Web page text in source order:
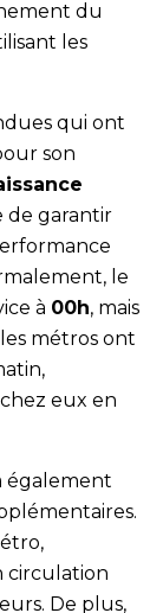
du
les
qui ont
son
de garantir
le
à 00h, mais
métros ont
eux en
également
circulation
De plus,